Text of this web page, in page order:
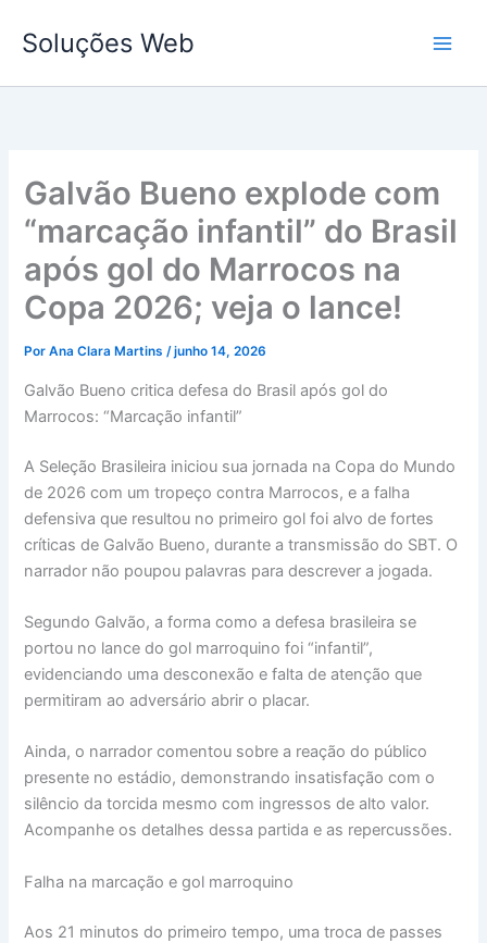
para
conteúdo
Soluções Web
Galvão Bueno explode com
“marcação infantil” do Brasil
após gol do Marrocos na
Copa 2026; veja o lance!
PorAna Clara Martins/junho 14, 2026
Galvão Bueno critica defesa do Brasil após gol do
Marrocos: “Marcação infantil”
A Seleção Brasileira iniciou sua jornada na Copa do Mundo
de 2026 com um tropeço contra Marrocos, e a falha
defensiva que resultou no primeiro gol foi alvo de fortes
críticas de Galvão Bueno, durante a transmissão do SBT. O
narrador não poupou palavras para descrever a jogada.
Segundo Galvão, a forma como a defesa brasileira se
portou no lance do gol marroquino foi “infantil”,
evidenciando uma desconexão e falta de atenção que
permitiram ao adversário abrir o placar.
Ainda, o narrador comentou sobre a reação do público
presente no estádio, demonstrando insatisfação com o
silêncio da torcida mesmo com ingressos de alto valor.
Acompanhe os detalhes dessa partida e as repercussões.
Falha na marcação e gol marroquino
Aos 21 minutos do primeiro tempo, uma troca de passes